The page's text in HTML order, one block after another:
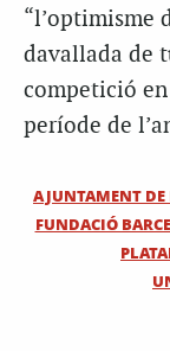
“l’optimisme
davallada de
competició
període de
AJUNTAMENT DE
FUNDACIÓ